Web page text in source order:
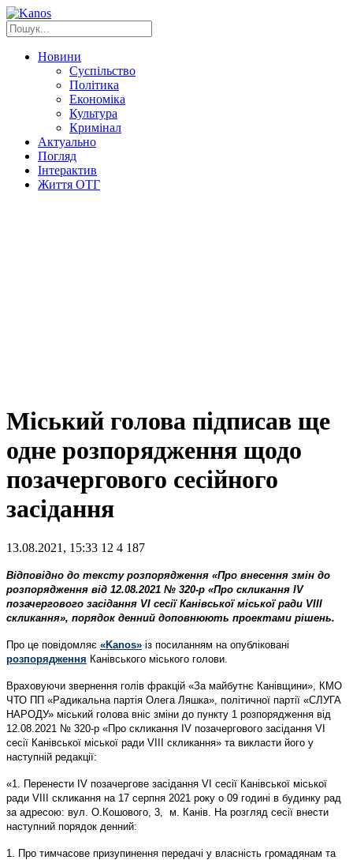
Новини
Суспільство
Політика
Економіка
Культура
Кримінал
Актуально
Погляд
Інтерактив
Життя ОТГ
Міський голова підписав ще
одне розпорядження щодо
позачергового сесійного
засідання
13.08.2021, 15:33 12 4 187
Відповідно до тексту розпорядження «Про внесення змін до
розпорядження від 12.08.2021 № 320-р «Про скликання ІV
позачергового засідання VІ сесії Канівської міської ради VIІІ
скликання», порядок денний доповнюють проектами рішень.
Про це повідомляє «Kanos» із посиланням на опубліковані
розпорядження Канівського міського голови.
Враховуючи звернення голів фракцій «За майбутнє Канівщини», КМО
ЧТО ПП «Радикальна партія Олега Ляшка», політичної партії «СЛУГА
НАРОДУ» міський голова вніс зміни до пункту 1 розпорядження від
12.08.2021 № 320-р «Про скликання ІV позачергового засідання VІ
сесії Канівської міської ради VIІІ скликання» та викласти його у
наступній редакції:
«1. Перенести ІV позачергове засідання VІ сесії Канівської міської
ради VІІІ скликання на 17 серпня 2021 року о 09 годині в будинку рад
за адресою: вул. О.Кошового, 3, м. Канів. На розгляд сесії внести
наступний порядок денний:
1. Про тимчасове призупинення передачі у власність громадянам та